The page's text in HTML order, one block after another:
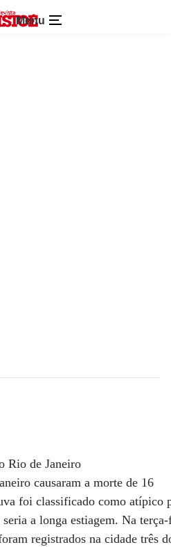
Menu
Rio de Janeiro
causaram a morte de 16
foi classificado como atípico
a longa estiagem. Na
registrados na cidade três